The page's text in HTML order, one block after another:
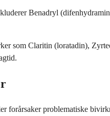
Benadryl
som Claritin (loratadin),
forårsaker problematiske